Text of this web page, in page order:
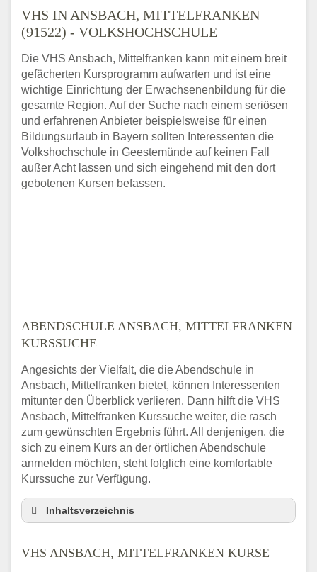
VHS IN ANSBACH, MITTELFRANKEN
(91522) - VOLKSHOCHSCHULE
Die VHS Ansbach, Mittelfranken kann mit einem breit
gefächerten Kursprogramm aufwarten und ist eine
wichtige Einrichtung der Erwachsenenbildung für die
gesamte Region. Auf der Suche nach einem seriösen
und erfahrenen Anbieter beispielsweise für einen
Bildungsurlaub in Bayern sollten Interessenten die
Volkshochschule in Geestemünde auf keinen Fall
außer Acht lassen und sich eingehend mit den dort
gebotenen Kursen befassen.
ABENDSCHULE ANSBACH, MITTELFRANKEN
KURSSUCHE
Angesichts der Vielfalt, die die Abendschule in
Ansbach, Mittelfranken bietet, können Interessenten
mitunter den Überblick verlieren. Dann hilft die VHS
Ansbach, Mittelfranken Kurssuche weiter, die rasch
zum gewünschten Ergebnis führt. All denjenigen, die
sich zu einem Kurs an der örtlichen Abendschule
anmelden möchten, steht folglich eine komfortable
Kurssuche zur Verfügung.
Inhaltsverzeichnis
Kurssuche
VHS ANSBACH, MITTELFRANKEN KURSE